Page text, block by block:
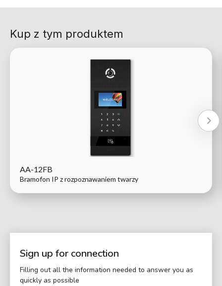
Kup z tym produktem
AA-12FB
Bramofon IP z rozpoznawaniem twarzy
Sign up for connection
Filling out all the information needed to answer you as
quickly as possible